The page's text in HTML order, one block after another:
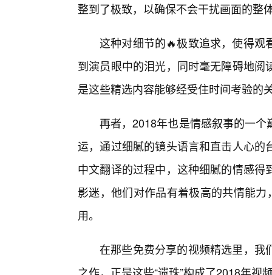
整到了极致，以确保不会干扰画面的整
这种对细节的🔥极致追求，使得观
到演员眼中的泪光，同时毫无障碍地
是这些精选内容能够经受住时间考验的
再者，2018年也是情感叙事的一
运，通过细腻的镜头语言和直击人心
中文翻译的过程中，这种细腻的情感
影迷，他们对作品有着极高的共情能
用。
在那些免费分享的视频精选里，我